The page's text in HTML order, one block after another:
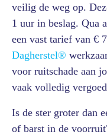
veilig de weg op.
1 uur in beslag. Qua
een vast tarief van €
Dagherstel®
voor ruitschade aan
vaak volledig
Is de ster groter dan
of barst in de